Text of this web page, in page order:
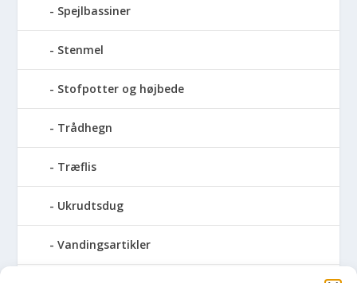
Spejlbassiner
Stenmel
Stofpotter og højbede
Trådhegn
Træflis
Ukrudtsdug
Vandingsartikler